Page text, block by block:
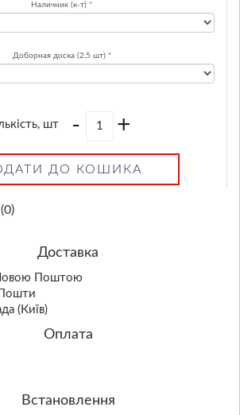
Наличник (к-т)
Доборная доска (2,5 шт)
шт - +
ДО КОШИКА
(0)
Доставка
Новою Поштою
(Київ)
Оплата
Встановлення